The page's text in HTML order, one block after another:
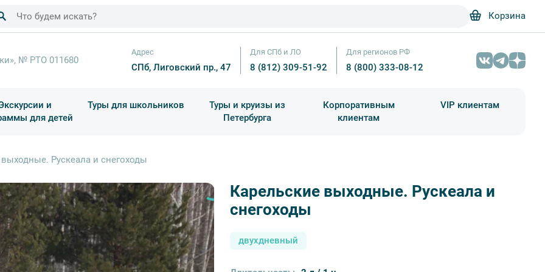
Корзина
№ РТО 011680
Адрес
СПб, Лиговский пр., 47
Для СПб и ЛО
8 (812) 309-51-92
Для регионов РФ
8 (800) 333-08-12
и
для детей
Туры для школьников
Туры и круизы из
Петербурга
Корпоративным
клиентам
VIP клиентам
Рускеала и снегоходы
Карельские выходные. Рускеала и
снегоходы
Итальянский карьер — Фотобанк Лори / Юлия
двухдневный